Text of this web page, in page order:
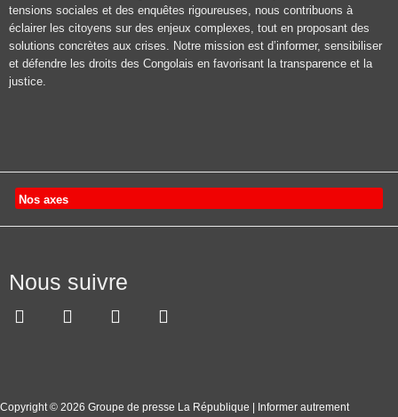
tensions sociales et des enquêtes rigoureuses, nous contribuons à
éclairer les citoyens sur des enjeux complexes, tout en proposant des
solutions concrètes aux crises. Notre mission est d’informer, sensibiliser
et défendre les droits des Congolais en favorisant la transparence et la
justice.
Nos axes
Nous suivre
Copyright © 2026 Groupe de presse La République | Informer autrement